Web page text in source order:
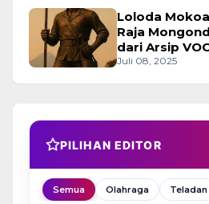
Loloda
Raja
dari Arsip
Juli 08, 2025
PILIHAN EDITOR
Semua Olahraga Teladan